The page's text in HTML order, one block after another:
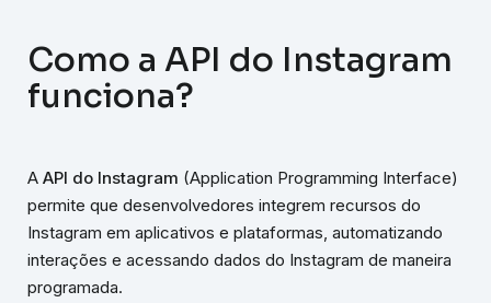
Como a API do Instagram
funciona?
A API do Instagram (Application Programming Interface)
permite que desenvolvedores integrem recursos do
Instagram em aplicativos e plataformas, automatizando
interações e acessando dados do Instagram de maneira
programada.